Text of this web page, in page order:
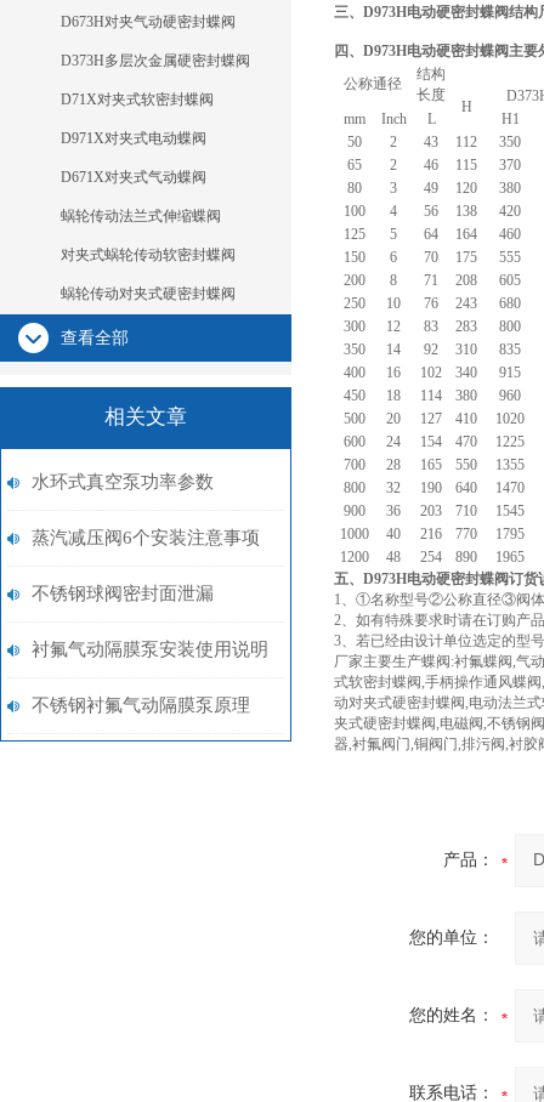
D673H对夹气动硬密封蝶阀
D373H多层次金属硬密封蝶阀
D71X对夹式软密封蝶阀
D971X对夹式电动蝶阀
D671X对夹式气动蝶阀
蜗轮传动法兰式伸缩蝶阀
对夹式蜗轮传动软密封蝶阀
蜗轮传动对夹式硬密封蝶阀
查看全部
相关文章
水环式真空泵功率参数
蒸汽减压阀6个安装注意事项
不锈钢球阀密封面泄漏
衬氟气动隔膜泵安装使用说明
不锈钢衬氟气动隔膜泵原理
三、D973H电动硬密封蝶阀结构
四、D973H电动硬密封蝶阀主要
公称通径
结构
长度
H
mm
Inch L
H1
50
2 43 112
350
65
2 46 115
370
80
3 49 120
380
100
4 56 138
420
125
5 64 164
460
150
6 70 175
555
200
8 71 208
605
250
10 76 243
680
300
12 83 283
800
350
14 92 310
835
400
16 102 340
915
450
18 114 380
960
500
20 127 410
1020
600
24 154 470
1225
700
28 165 550
1355
800
32 190 640
1470
900
36 203 710
1545
1000
40 216 770
1795
1200
48 254 890
1965
五、D973H电动硬密封蝶阀订货
1、①名称型号②公称直径③阀
2、如有特殊要求时请在订购产
3、若已经由设计单位选定的型
厂家主要生产蝶阀:衬氟蝶阀,气
式软密封蝶阀,手柄操作通风蝶
动对夹式硬密封蝶阀,电动法兰
夹式硬密封蝶阀,电磁阀,不锈钢
器,衬氟阀门,铜阀门,排污阀,衬
产品：
您的单位：
您的姓名：
联系电话：